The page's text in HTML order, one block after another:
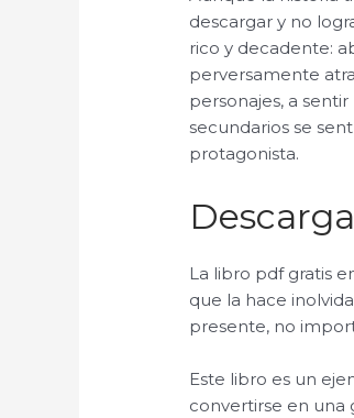
descargar y no
rico y decadente:
perversamente
personajes, a
secundarios se
protagonista.
La libro pdf gratis
que la hace
presente, no
Este libro es un
convertirse en una